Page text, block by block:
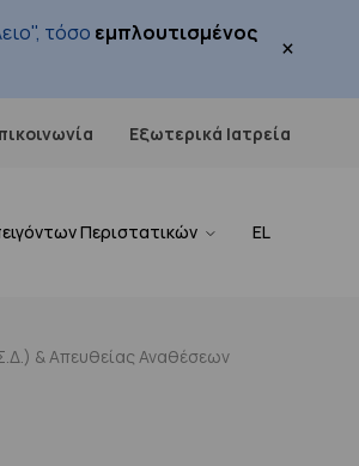
τόσο εμπλουτισμένος
×
Εξωτερικά Ιατρεία
Περιστατικών EL
& Απευθείας Αναθέσεων